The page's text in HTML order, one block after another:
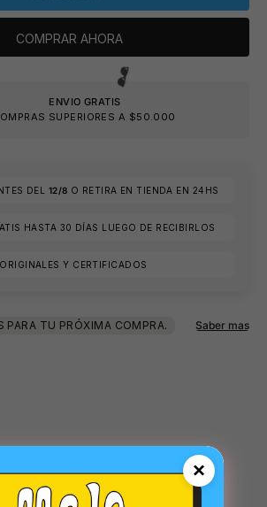
COMPRAR AHORA
ENVIO GRATIS
SUPERIORES A $50.000
DEL 12/8 O RETIRA EN TIENDA EN 24HS
HASTA 30 DÍAS LUEGO DE RECIBIRLOS
Y CERTIFICADOS
×
🕶️